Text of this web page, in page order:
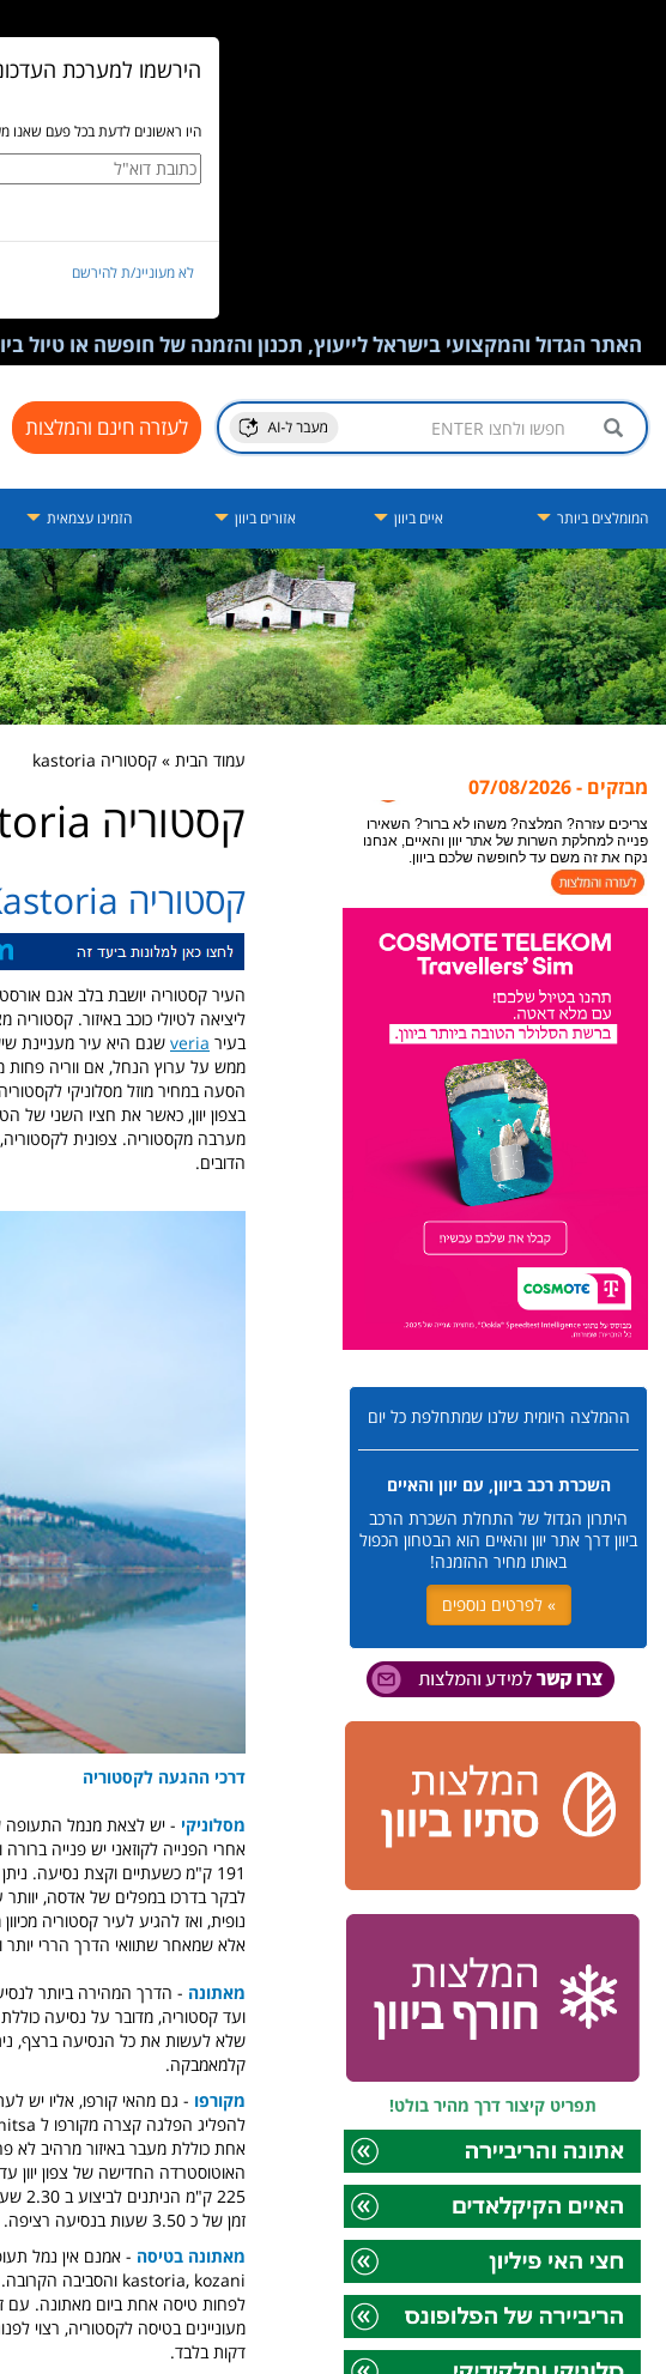
האתר הגדול והמקצועי בישראל לייעוץ, תכנון והזמנה של חופשה או טיול
לעזרה חינם והמלצות
המומלצים ביותר איים ביוון אזורים ביוון הזמינו עצמאית
עמוד הבית » קסטוריה kastoria
מבזקים - 07/08/2026
צריכים עזרה? המלצה? משהו לא ברור? השאירו
נקח את זה משם עד לחופשה שלכם ביוון.
אתר יוון והאיים מתעדכן במידע חדש כל הזמן, לקבלת
המידע העדכני ביותר לעמוד בו אתם נמצאים או
צופים, מומלץ לבצע ריפרש לעמוד "רענון".
ההמלצה היומית שלנו שמתחלפת כל יום
השכרת רכב ביוון, עם יוון והאיים
היתרון הגדול של התחלת השכרת הרכב
ביוון דרך אתר יוון והאיים הוא הבטחון הכפול
באותו מחיר ההזמנה!
» לפרטים נוספים
תפריט קיצור דרך מהיר בולט!
הירשמו למערכת
היו ראשונים לדעת בכל פעם שאנו
לא מעוניינ/ת להירשם
קסטוריה kastoria
קסטוריה Kastoria
העיר קסטוריה יושבת בלב אגם
ליציאה לטיולי כוכב באיזור.
בעיר veria שגם היא עיר מעניינת
ממש על ערוץ הנחל, אם ווריה פחות
הסעה במחיר מוזל מסלוניקי
מערבה מקסטוריה. צפונית לקסטוריה, כ-65 ק"מ צפונה, שוכנת
הדובים.
דרכי ההגעה לקסטוריה
מסלוניקי
אחרי הפנייה לקוזאני יש פנייה
191 ק"מ כשעתיים וקצת נסיעה. ניתן לרדת מהאוטוסטרדה ולבקר בדרך בווריה וגם
לבקר בדרכו במפלים של אדסה,
נופית, ואז להגיע לעיר קסטוריה
אלא שמאחר שתוואי הדרך הררי יותר
מאתונה
שלא לעשות את כל הנסיעה ברצף,
קלמאמבקה.
מקורפו - גם מהאי קורפו, אליו יש
אחת כוללת מעבר באיזור מרהיב לא
האוטוסטרדה החדישה של צפון יוון
זמן של כ 3.50 שעות בנסיעה רציפה.
מאתונה בטיסה - אמנם אין נמל
לפחות טיסה אחת ביום מאתונה. עם
דקות בלבד.